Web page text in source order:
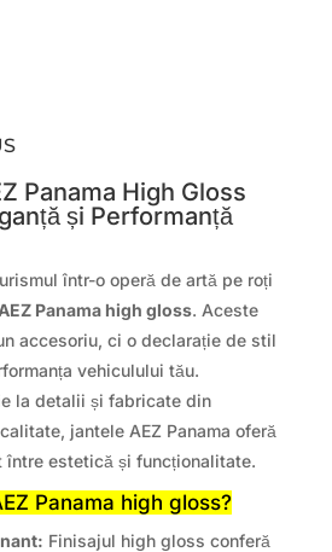
Panama High Gloss
și Performanță
într-o operă de artă pe roți
Panama high gloss. Aceste
accesoriu, ci o declarație de stil
vehiculului tău.
la detalii și fabricate din
jantele AEZ Panama oferă
între estetică și funcționalitate.
Panama high gloss?
Finisajul high gloss conferă